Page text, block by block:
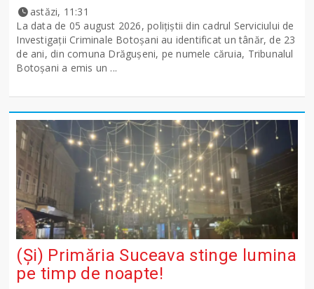
astăzi, 11:31
La data de 05 august 2026, polițiștii din cadrul Serviciului de
Investigații Criminale Botoșani au identificat un tânăr, de 23
de ani, din comuna Drăgușeni, pe numele căruia, Tribunalul
Botoșani a emis un ...
(Și) Primăria Suceava stinge lumina
pe timp de noapte!